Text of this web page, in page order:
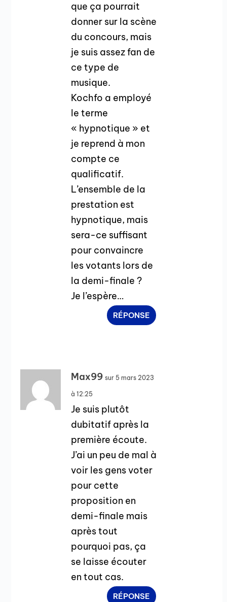
que ça pourrait
donner sur la scène
du concours, mais
je suis assez fan de
ce type de
musique.
Kochfo a employé
le terme
« hypnotique » et
je reprend à mon
compte ce
qualificatif.
L’ensemble de la
prestation est
hypnotique, mais
sera-ce suffisant
pour convaincre
les votants lors de
la demi-finale ?
Je l’espère…
RÉPONSE
Max99 sur 5 mars 2023
à 12:25
Je suis plutôt
dubitatif après la
première écoute.
J’ai un peu de mal à
voir les gens voter
pour cette
proposition en
demi-finale mais
après tout
pourquoi pas, ça
se laisse écouter
en tout cas.
RÉPONSE